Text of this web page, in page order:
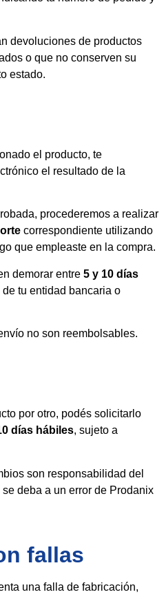
devoluciones de productos
o que no conserven su
estado.
el producto, te
el resultado de la
procederemos a realizar
correspondiente utilizando
que empleaste en la compra.
demorar entre 5 y 10 días
tu entidad bancaria o
no son reembolsables.
por otro, podés solicitarlo
días hábiles, sujeto a
son responsabilidad del
deba a un error de Prodanix
fallas
una falla de fabricación,